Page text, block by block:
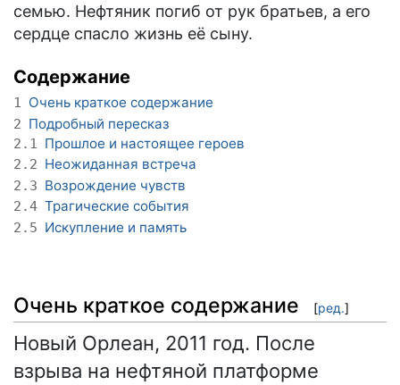
семью. Нефтяник погиб от рук братьев, а его
сердце спасло жизнь её сыну.
Содержание
1 Очень краткое содержание
2 Подробный пересказ
2.1 Прошлое и настоящее героев
2.2 Неожиданная встреча
2.3 Возрождение чувств
2.4 Трагические события
2.5 Искупление и память
Очень краткое содержание [ред.]
Новый Орлеан, 2011 год. После
взрыва на нефтяной платформе